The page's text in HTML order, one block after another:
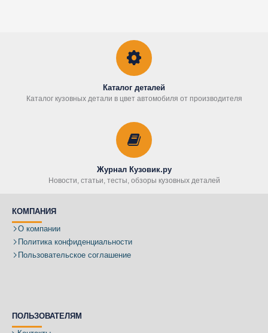
Каталог деталей
Каталог кузовных детали в цвет автомобиля от производителя
Журнал Кузовик.ру
Новости, статьи, тесты, обзоры кузовных деталей
КОМПАНИЯ
О компании
Политика конфиденциальности
Пользовательское соглашение
ПОЛЬЗОВАТЕЛЯМ